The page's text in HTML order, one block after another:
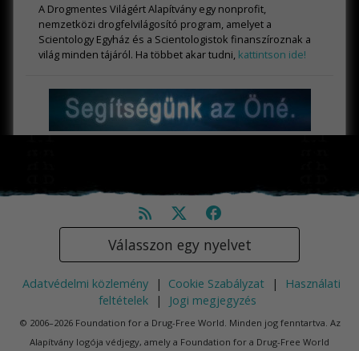
A Drogmentes Világért Alapítvány egy nonprofit,
nemzetközi drogfelvilágosító program, amelyet a
Scientology Egyház és a Scientologistok finanszíroznak a
világ minden tájáról. Ha többet akar tudni, kattintson ide!
Válasszon egy nyelvet
Adatvédelmi közlemény | Cookie Szabályzat |
Használati
feltételek
| Jogi megjegyzés
© 2006–2026 Foundation for a Drug-Free World. Minden jog fenntartva. Az
Alapítvány logója védjegy, amely a Foundation for a Drug-Free World